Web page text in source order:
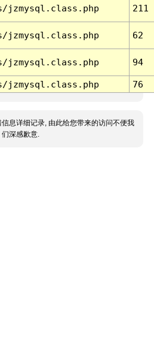
jzmysql.class.php 211
jzmysql.class.php 62
jzmysql.class.php 94
jzmysql.class.php 76
信息详细记录, 由此给您带来的访问不便我
们深感歉意.